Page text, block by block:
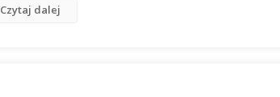
Czytaj dalej